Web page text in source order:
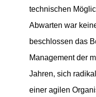
technischen
Abwarten war
beschlossen das
Management der
Jahren, sich
einer agilen